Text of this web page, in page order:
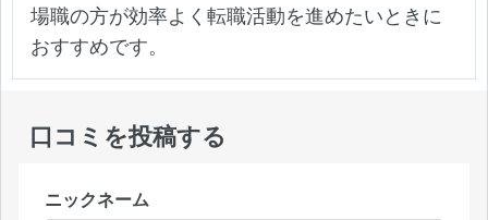
場職の方が効率よく転職活動を進めたいときに
おすすめです。
口コミを投稿する
ニックネーム